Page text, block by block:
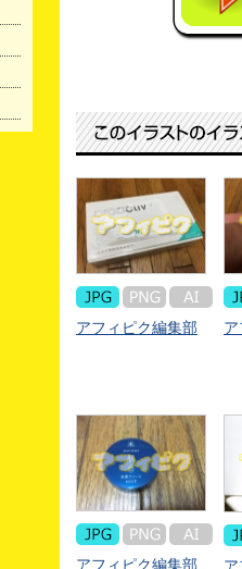
アフィピク編集部
アフィピク編集部